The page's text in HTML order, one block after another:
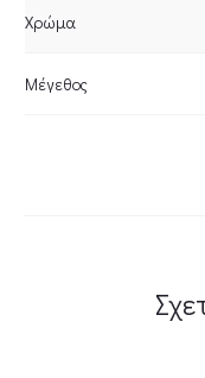
Χρώμα
Μέγεθος